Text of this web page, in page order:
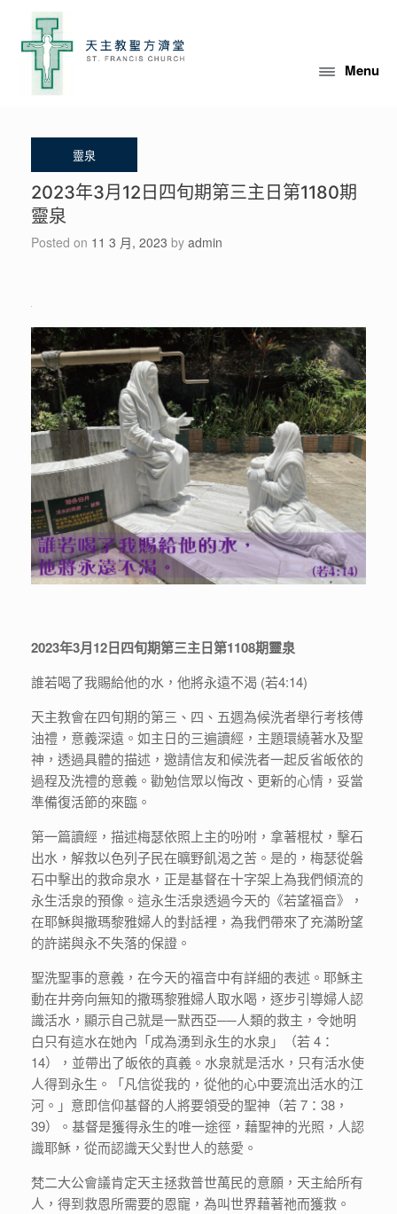
content
Menu
2023年3月12日四旬期第三主日第1180期
靈泉
Posted on 11 3 月, 2023 by admin
2023年3月12日四旬期第三主日第1108期靈泉
誰若喝了我賜給他的水，他將永遠不渴 (若4:14)
天主教會在四旬期的第三、四、五週為候洗者舉行考核傅
油禮，意義深遠。如主日的三遍讀經，主題環繞著水及聖
神，透過具體的描述，邀請信友和候洗者一起反省皈依的
過程及洗禮的意義。勸勉信眾以悔改、更新的心情，妥當
準備復活節的來臨。
第一篇讀經，描述梅瑟依照上主的吩咐，拿著棍杖，擊石
出水，解救以色列子民在曠野飢渴之苦。是的，梅瑟從磐
石中擊出的救命泉水，正是基督在十字架上為我們傾流的
永生活泉的預像。這永生活泉透過今天的《若望福音》，
在耶穌與撒瑪黎雅婦人的對話裡，為我們帶來了充滿盼望
的許諾與永不失落的保證。
聖洗聖事的意義，在今天的福音中有詳細的表述。耶穌主
動在井旁向無知的撒瑪黎雅婦人取水喝，逐步引導婦人認
識活水，顯示自己就是一默西亞──人類的救主，令她明
白只有這水在她內「成為湧到永生的水泉」（若 4：
14），並帶出了皈依的真義。水泉就是活水，只有活水使
人得到永生。「凡信從我的，從他的心中要流出活水的江
河。」意即信仰基督的人將要領受的聖神（若 7：38，
39）。基督是獲得永生的唯一途徑，藉聖神的光照，人認
識耶穌，從而認識天父對世人的慈愛。
梵二大公會議肯定天主拯救普世萬民的意願，天主給所有
人，得到救恩所需要的恩寵，為叫世界藉著祂而獲救。